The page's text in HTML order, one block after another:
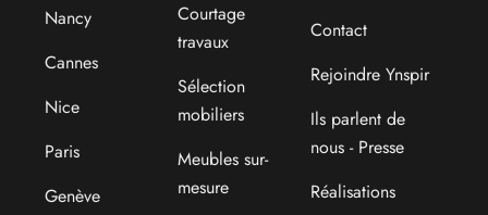
Nancy
Cannes
Nice
Paris
Genève
Courtage
travaux
Sélection
mobiliers
Meubles sur-
mesure
Contact
Rejoindre Ynspir
Ils parlent de
nous - Presse
Réalisations